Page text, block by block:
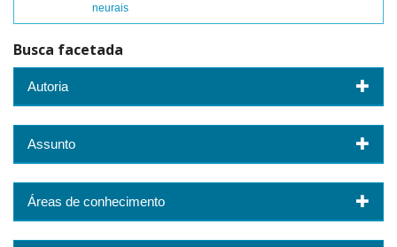
neurais
Busca facetada
Autoria
Assunto
Áreas de conhecimento